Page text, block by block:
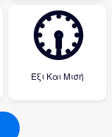
🕡
Έξι Και Μισή